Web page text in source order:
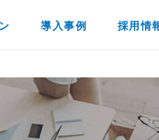
導入事例 採用情